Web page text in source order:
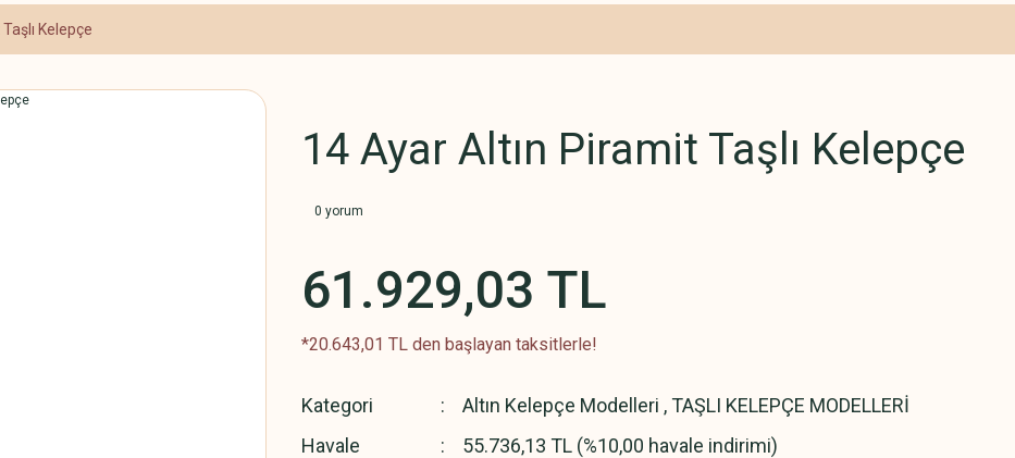
Kelepçe
14 Ayar Altın Piramit Taşlı Kelepçe
0 yorum
61.929,03 TL
*20.643,01 TL den başlayan taksitlerle!
Kategori Altın Kelepçe Modelleri ,TAŞLI KELEPÇE MODELLERİ
Havale
55.736,13 TL (%10,00 havale indirimi)